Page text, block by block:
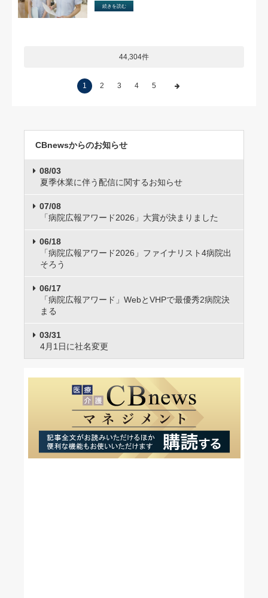
続きを読む
44,304件
1 2 3 4 5
CBnewsからのお知らせ
08/03
夏季休業に伴う配信に関するお知らせ
07/08
「病院広報アワード2026」大賞が決まりました
06/18
「病院広報アワード2026」ファイナリスト4病院出
そろう
06/17
「病院広報アワード」WebとVHPで最優秀2病院決
まる
03/31
4月1日に社名変更